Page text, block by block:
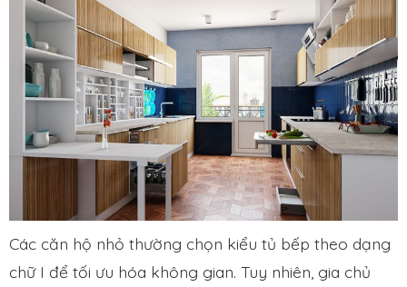
Các căn hộ nhỏ thường chọn kiểu tủ bếp theo dạng
chữ I để tối ưu hóa không gian. Tuy nhiên, gia chủ